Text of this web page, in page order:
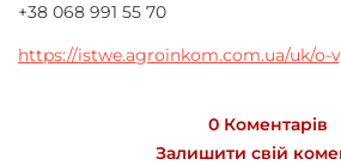
+38 068 991 55 70
https://istwe.agroinkom.com.ua/uk/o-
0 Коментарів
Залишити свій